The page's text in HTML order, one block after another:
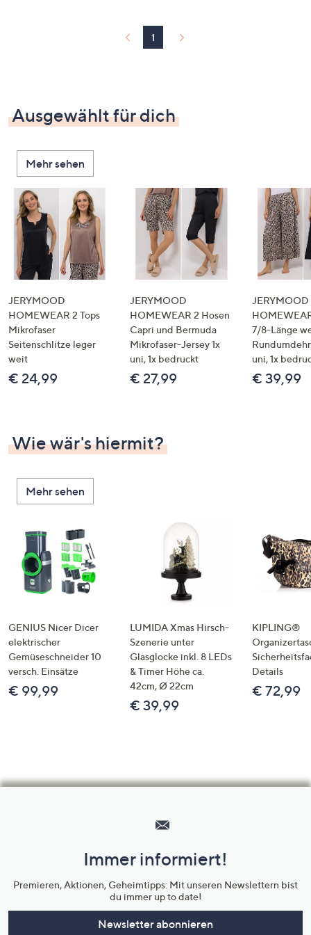
1
Ausgewählt für dich
Mehr sehen
JERYMOOD
HOMEWEAR 2 Tops
Mikrofaser
Seitenschlitze leger
weit
€ 24,99
JERYMOOD
HOMEWEAR 2 Hosen
Capri und Bermuda
Mikrofaser-Jersey 1x
uni, 1x bedruckt
€ 27,99
JERYMOOD
7/8-Länge
uni, 1x
€ 39,99
Wie wär's hiermit?
Mehr sehen
GENIUS Nicer Dicer
elektrischer
Gemüseschneider 10
versch. Einsätze
€ 99,99
LUMIDA Xmas Hirsch-
Szenerie unter
Glasglocke inkl. 8 LEDs
& Timer Höhe ca.
42cm, Ø 22cm
€ 39,99
KIPLING®
Details
€ 72,99
Unternehmensinformationen
Immer informiert!
Premieren, Aktionen, Geheimtipps: Mit unseren Newslettern bist
du immer up to date!
Newsletter abonnieren